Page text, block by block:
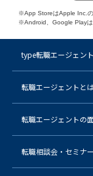
※App StoreはApple Inc.の
※Android、Google Playは
type転職エージェン
転職エージェントと
転職エージェントの
転職相談会・セミナー